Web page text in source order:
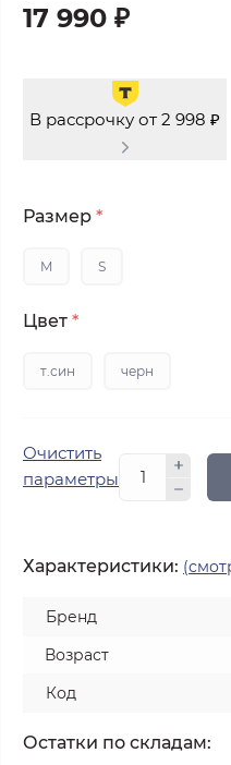
17 990 ₽
В рассрочку от 2 998 ₽
Размер *
M S
Цвет *
т.син черн
Очистить
параметры
Характеристики:
Бренд
Возраст
Код
Остатки по складам: